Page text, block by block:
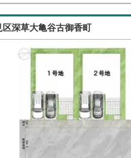
まで、家計を守る具体的なプ
」と「安心できる将来」どち
んか？当日の現地見学・FP相談
深草大亀谷古御香町